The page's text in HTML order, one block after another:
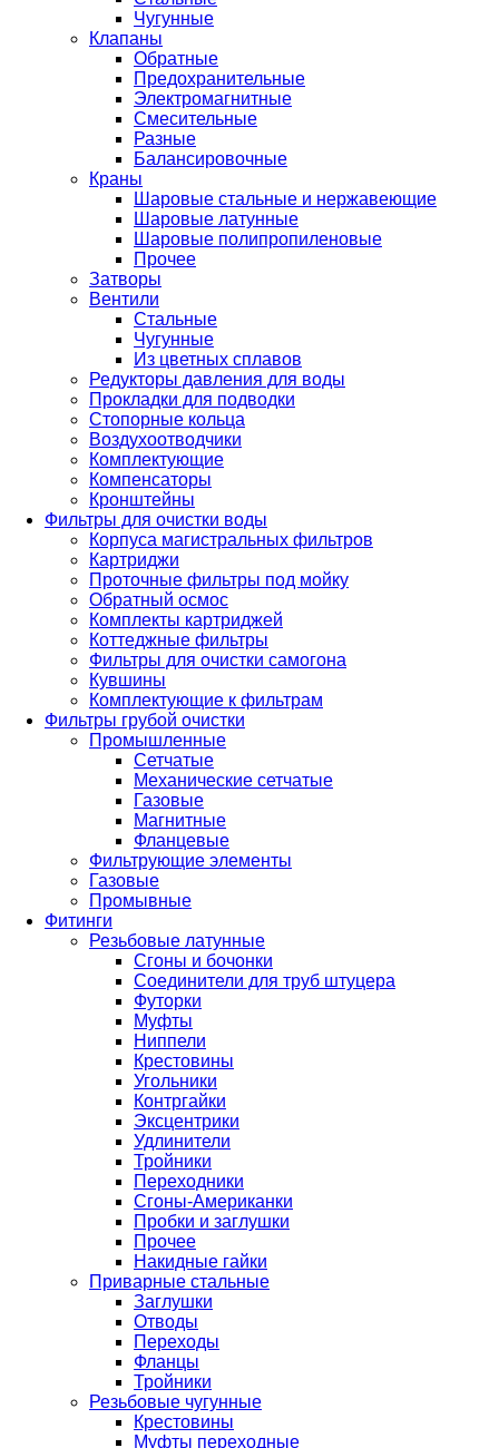
Чугунные
Клапаны
Обратные
Предохранительные
Электромагнитные
Смесительные
Разные
Балансировочные
Краны
Шаровые стальные и нержавеющие
Шаровые латунные
Шаровые полипропиленовые
Прочее
Затворы
Вентили
Стальные
Чугунные
Из цветных сплавов
Редукторы давления для воды
Прокладки для подводки
Стопорные кольца
Воздухоотводчики
Комплектующие
Компенсаторы
Кронштейны
Фильтры для очистки воды
Корпуса магистральных фильтров
Картриджи
Проточные фильтры под мойку
Обратный осмос
Комплекты картриджей
Коттеджные фильтры
Фильтры для очистки самогона
Кувшины
Комплектующие к фильтрам
Фильтры грубой очистки
Промышленные
Сетчатые
Механические сетчатые
Газовые
Магнитные
Фланцевые
Фильтрующие элементы
Газовые
Промывные
Фитинги
Резьбовые латунные
Сгоны и бочонки
Соединители для труб штуцера
Футорки
Муфты
Ниппели
Крестовины
Угольники
Контргайки
Эксцентрики
Удлинители
Тройники
Переходники
Сгоны-Американки
Пробки и заглушки
Прочее
Накидные гайки
Приварные стальные
Заглушки
Отводы
Переходы
Фланцы
Тройники
Резьбовые чугунные
Крестовины
Муфты переходные